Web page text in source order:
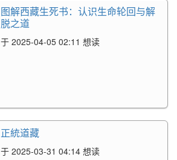
图解西藏生死书：认识生命轮回与解
脱之道
于 2025-04-05 02:11 想读
正統道藏
于 2025-03-31 04:14 想读